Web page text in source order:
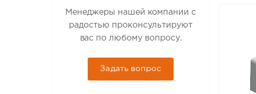
Менеджеры нашей компании с
радостью проконсультируют
вас по любому вопросу.
Задать вопрос